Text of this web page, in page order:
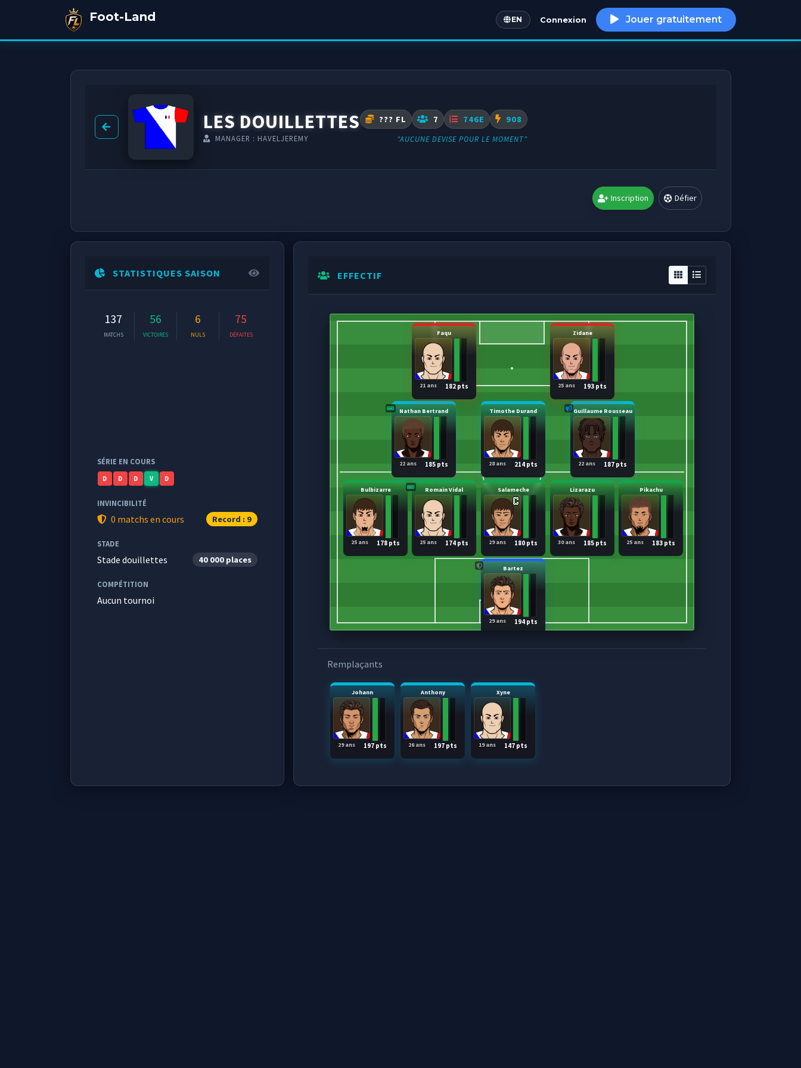
Foot-Land EN
English Connexion Jouer gratuitement
LES DOUILLETTES
MANAGER : HAVELJEREMY
??? FL 7 746E 908
"AUCUNE DEVISE POUR LE MOMENT"
Inscription Défier
STATISTIQUES SAISON
137
MATCHS
56
VICTOIRES
6
NULS
75
DÉFAITES
SÉRIE EN COURS
D D D V D
INVINCIBILITÉ
0 matchs en cours Record : 9
STADE
Stade douillettes 40 000 places
COMPÉTITION
Aucun tournoi
EFFECTIF
Bartez
194 pts
29 ans
Bulbizarre
178 pts
25 ans
Romain Vidal
174 pts
25 ans
Salameche
180 pts
29 ans
Lizarazu
185 pts
30 ans
Pikachu
183 pts
25 ans
Nathan Bertrand
185 pts
22 ans
Timothe Durand
214 pts
28 ans
Guillaume Rousseau
187 pts
22 ans
Faqu
182 pts
21 ans
Zidane
193 pts
25 ans
Remplaçants
Johann
197 pts
29 ans
Anthony
197 pts
26 ans
Xyne
147 pts
19 ans